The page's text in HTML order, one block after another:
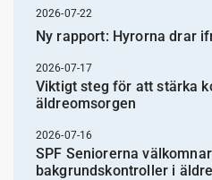
2026-07-22
Ny rapport: Hyrorna drar
2026-07-17
Viktigt steg för att stärka
äldreomsorgen
2026-07-16
SPF Seniorerna
bakgrundskontroller i